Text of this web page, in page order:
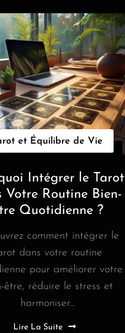
et Équilibre de Vie
Intégrer le Tarot
Votre Routine Bien-
Quotidienne ?
comment intégrer le
dans votre routine
pour améliorer votre
être, réduire le stress et
harmoniser...
Lire La Suite